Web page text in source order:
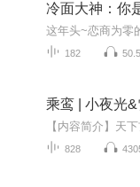
冷面大神：你
182
乘鸾 | 小夜光
828